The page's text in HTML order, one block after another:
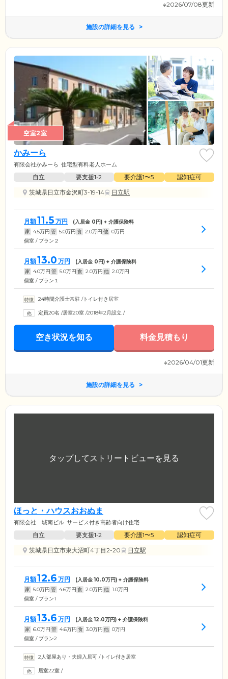
※2026/07/08更新
施設の詳細を見る
空室2室
かみーら
有限会社かみーら 住宅型有料老人ホーム
自立 要支援1•2 要介護1〜5
認知症可
茨城県日立市金沢町3-19-14
日立駅
月額11.5 万円 (入居金 0円) + 介護保険料
家 4.5万円 管 5.0万円 食 2.0万円 他 0万円
個室 / プラン２
月額13.0 万円 (入居金 0円) + 介護保険料
家 4.0万円 管 5.0万円 食 2.0万円 他 2.0万円
個室 / プラン１
24時間介護士常駐 /トイレ付き居室
定員20名 /居室20室 /2018年2月設立 /
空き状況を知る 料金見積もり
※2026/04/01更新
施設の詳細を見る
ほっと・ハウスおおぬま
有限会社 城南ビル サービス付き高齢者向け住宅
自立 要支援1•2 要介護1〜5
認知症可
茨城県日立市東大沼町4丁目2-20
日立駅
月額12.6 万円 (入居金10.0万円) + 介護保険料
家 5.0万円 管 4.6万円 食 2.0万円 他 1.0万円
個室 / プラン1
月額13.6 万円 (入居金12.0万円) + 介護保険料
家 6.0万円 管 4.6万円 食 3.0万円 他 0万円
個室 / プラン2
2人部屋あり・夫婦入居可 /トイレ付き居室
居室22室 /